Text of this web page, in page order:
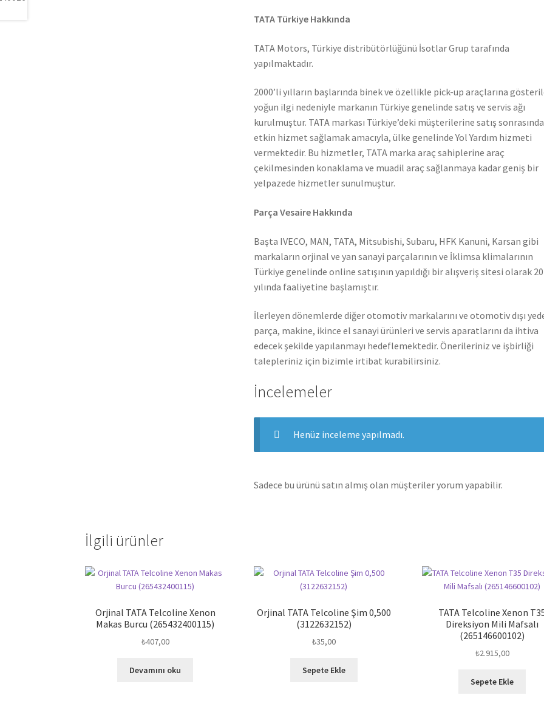
TATA Türkiye Hakkında
TATA Motors, Türkiye distribütörlüğünü İsotlar Grup tarafında
yapılmaktadır.
2000’li yılların başlarında binek ve özellikle pick-up araçlarına
yoğun ilgi nedeniyle markanın Türkiye genelinde satış ve servis ağı
kurulmuştur. TATA markası Türkiye’deki müşterilerine satış
etkin hizmet sağlamak amacıyla, ülke genelinde Yol Yardım hizmeti
vermektedir. Bu hizmetler, TATA marka araç sahiplerine araç
çekilmesinden konaklama ve muadil araç sağlanmaya kadar geniş bir
yelpazede hizmetler sunulmuştur.
Parça Vesaire Hakkında
Başta IVECO, MAN, TATA, Mitsubishi, Subaru, HFK Kanuni, Karsan gibi
markaların orjinal ve yan sanayi parçalarının ve İklimsa klimalarının
Türkiye genelinde online satışının yapıldığı bir alışveriş sitesi olarak
yılında faaliyetine başlamıştır.
İlerleyen dönemlerde diğer otomotiv markalarını ve otomotiv dışı
parça, makine, ikince el sanayi ürünleri ve servis aparatlarını da ihtiva
edecek şekilde yapılanmayı hedeflemektedir. Önerileriniz ve işbirliği
talepleriniz için bizimle irtibat kurabilirsiniz.
İncelemeler
Henüz inceleme yapılmadı.
Sadece bu ürünü satın almış olan müşteriler yorum yapabilir.
İlgili ürünler
Orjinal TATA Telcoline Xenon
Makas Burcu (265432400115)
₺407,00
Devamını oku
Orjinal TATA Telcoline Şim 0,500
(3122632152)
₺35,00
Sepete Ekle
TATA Telcoline Xenon
Direksiyon Mili Mafsalı
(265146600102)
₺2.915,00
Sepete Ekle